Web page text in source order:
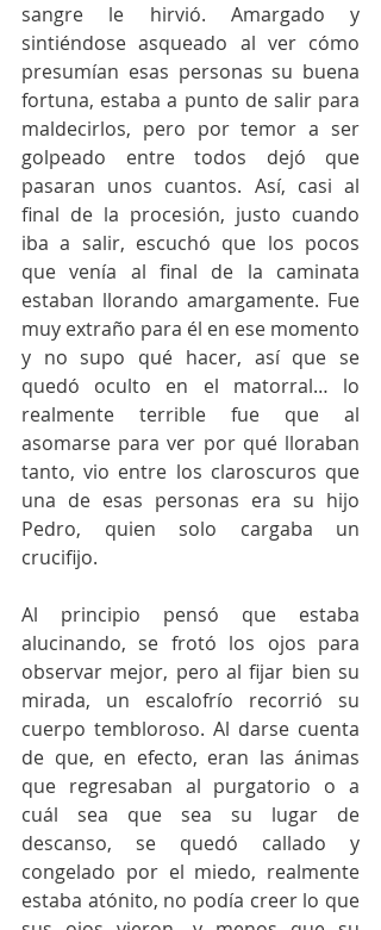
sangre le hirvió. Amargado y
sintiéndose asqueado al ver cómo
presumían esas personas su buena
fortuna, estaba a punto de salir para
maldecirlos, pero por temor a ser
golpeado entre todos dejó que
pasaran unos cuantos. Así, casi al
final de la procesión, justo cuando
iba a salir, escuchó que los pocos
que venía al final de la caminata
estaban llorando amargamente. Fue
muy extraño para él en ese momento
y no supo qué hacer, así que se
quedó oculto en el matorral… lo
realmente terrible fue que al
asomarse para ver por qué lloraban
tanto, vio entre los claroscuros que
una de esas personas era su hijo
Pedro, quien solo cargaba un
crucifijo.
Al principio pensó que estaba
alucinando, se frotó los ojos para
observar mejor, pero al fijar bien su
mirada, un escalofrío recorrió su
cuerpo tembloroso. Al darse cuenta
de que, en efecto, eran las ánimas
que regresaban al purgatorio o a
cuál sea que sea su lugar de
descanso, se quedó callado y
congelado por el miedo, realmente
estaba atónito, no podía creer lo que